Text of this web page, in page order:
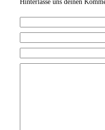
Hinterlasse uns deinen